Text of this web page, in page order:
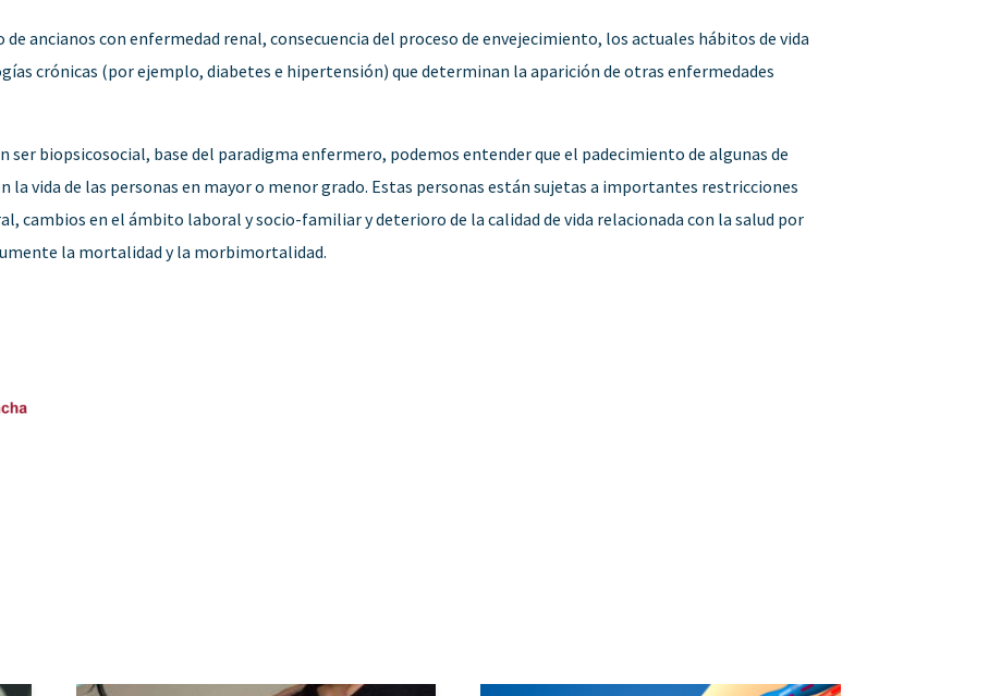
ancianos con enfermedad renal, consecuencia del proceso de envejecimiento, los actuales hábitos de vida
crónicas (por ejemplo, diabetes e hipertensión) que determinan la aparición de otras enfermedades
ser biopsicosocial, base del paradigma enfermero, podemos entender que el padecimiento de algunas de
la vida de las personas en mayor o menor grado. Estas personas están sujetas a importantes restricciones
cambios en el ámbito laboral y socio-familiar y deterioro de la calidad de vida relacionada con la salud por
la mortalidad y la morbimortalidad.